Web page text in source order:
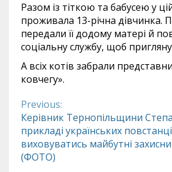
Разом із тіткою та бабусею у
проживала 13-річна дівчинка.
передали її додому матері й
соціальну службу, щоб
А всіх котів забрали
ковчегу».
Continue
Reading
Previous:
Керівник Тернопільщини
прикладі українських
виховуватись майбутні
(ФОТО)